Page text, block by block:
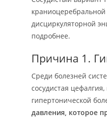
дисциркуляторной
подробнее.
Причина 1.
Среди болезней
сосудистая
гипертонической
давления, которое